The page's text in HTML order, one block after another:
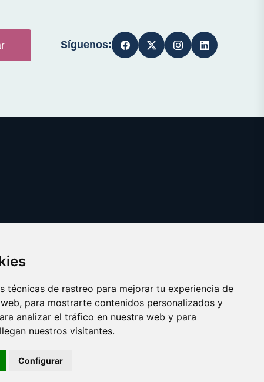
técnicas de rastreo para mejorar tu experiencia de
para mostrarte contenidos personalizados y
analizar el tráfico en nuestra web y para
nuestros visitantes.
Configurar
Síguenos: